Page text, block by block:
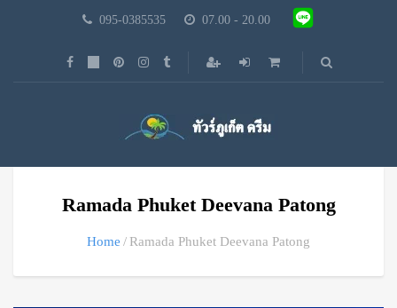
095-0385535 07.00 - 20.00
Ramada Phuket Deevana Patong
Home Ramada Phuket Deevana Patong